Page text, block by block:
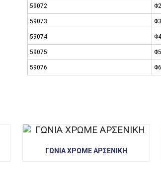
59072
59073
59074
59075
59076
ΓΩΝΙΑ ΧΡΩΜΕ ΑΡΣΕΝΙΚΗ